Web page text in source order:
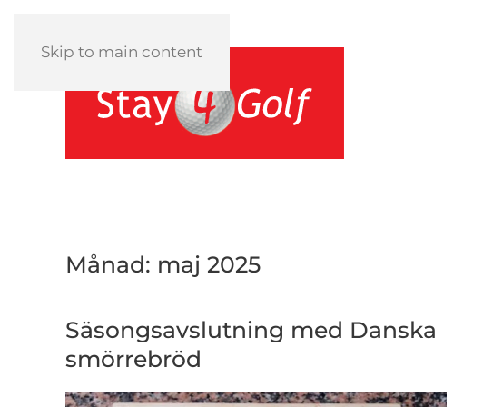
Skip to main content
Månad: maj 2025
Säsongsavslutning med Danska
smörrebröd